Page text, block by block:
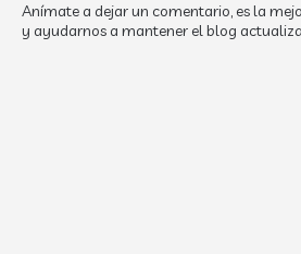
Anímate a dejar un comentario, es la
y ayudarnos a mantener el blog